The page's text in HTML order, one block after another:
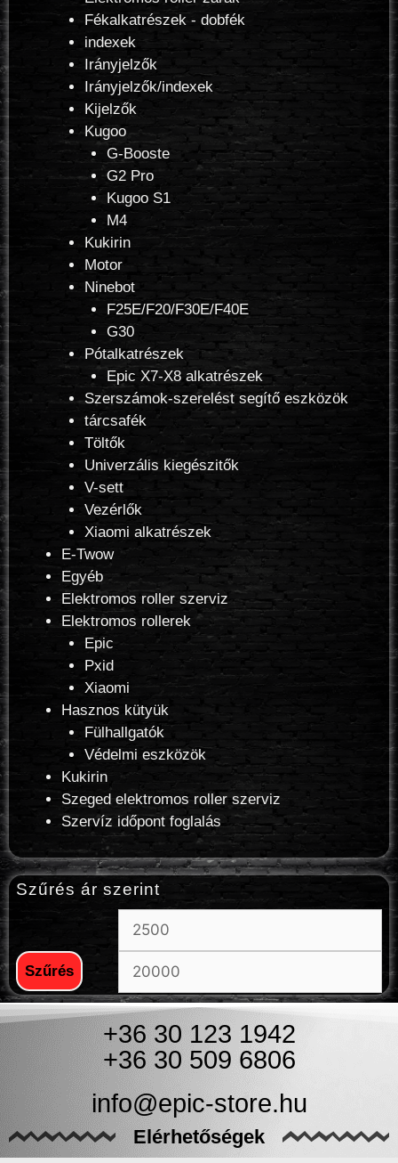
Fékalkatrészek - dobfék
indexek
Irányjelzők
Irányjelzők/indexek
Kijelzők
Kugoo
G-Booste
G2 Pro
Kugoo S1
M4
Kukirin
Motor
Ninebot
F25E/F20/F30E/F40E
G30
Pótalkatrészek
Epic X7-X8 alkatrészek
Szerszámok-szerelést segítő eszközök
tárcsafék
Töltők
Univerzális kiegészitők
V-sett
Vezérlők
Xiaomi alkatrészek
E-Twow
Egyéb
Elektromos roller szerviz
Elektromos rollerek
Epic
Pxid
Xiaomi
Hasznos kütyük
Fülhallgatók
Védelmi eszközök
Kukirin
Szeged elektromos roller szerviz
Szervíz időpont foglalás
Szűrés ár szerint
Szűrés
+36 30 123 1942
+36 30 509 6806
info@epic-store.hu
Elérhetőségek